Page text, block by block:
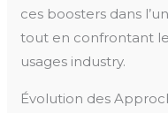
ces boosters dans
tout en confrontant
usages industry.
Évolution des